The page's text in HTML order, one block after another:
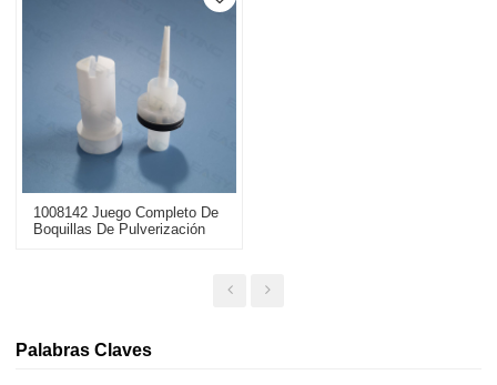
1008142 Juego Completo De
Boquillas De Pulverización
Palabras Claves